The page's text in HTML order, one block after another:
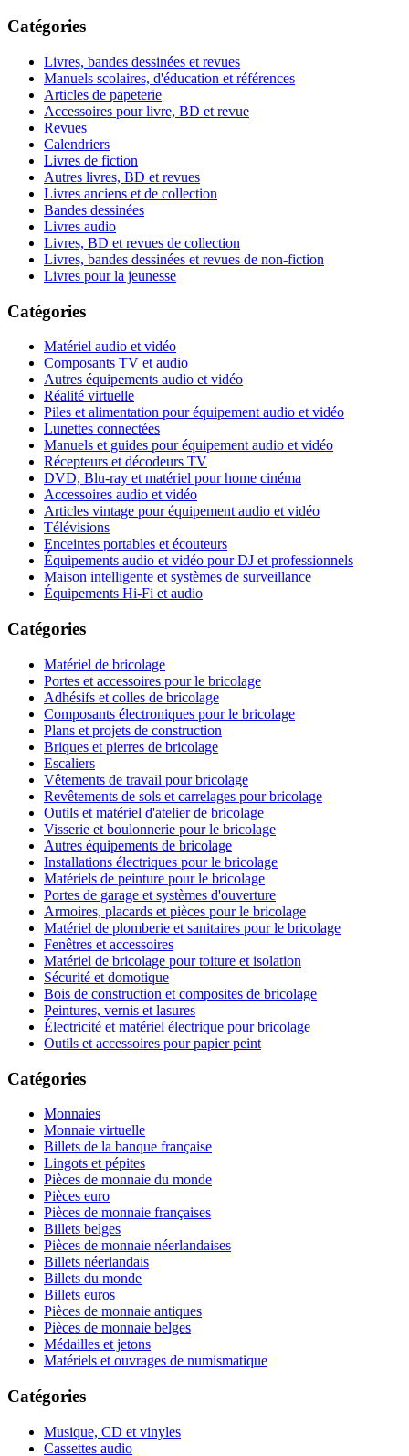
Catégories
Livres, bandes dessinées et revues
Manuels scolaires, d'éducation et références
Articles de papeterie
Accessoires pour livre, BD et revue
Revues
Calendriers
Livres de fiction
Autres livres, BD et revues
Livres anciens et de collection
Bandes dessinées
Livres audio
Livres, BD et revues de collection
Livres, bandes dessinées et revues de non-fiction
Livres pour la jeunesse
Catégories
Matériel audio et vidéo
Composants TV et audio
Autres équipements audio et vidéo
Réalité virtuelle
Piles et alimentation pour équipement audio et vidéo
Lunettes connectées
Manuels et guides pour équipement audio et vidéo
Récepteurs et décodeurs TV
DVD, Blu-ray et matériel pour home cinéma
Accessoires audio et vidéo
Articles vintage pour équipement audio et vidéo
Télévisions
Enceintes portables et écouteurs
Équipements audio et vidéo pour DJ et professionnels
Maison intelligente et systèmes de surveillance
Équipements Hi-Fi et audio
Catégories
Matériel de bricolage
Portes et accessoires pour le bricolage
Adhésifs et colles de bricolage
Composants électroniques pour le bricolage
Plans et projets de construction
Briques et pierres de bricolage
Escaliers
Vêtements de travail pour bricolage
Revêtements de sols et carrelages pour bricolage
Outils et matériel d'atelier de bricolage
Visserie et boulonnerie pour le bricolage
Autres équipements de bricolage
Installations électriques pour le bricolage
Matériels de peinture pour le bricolage
Portes de garage et systèmes d'ouverture
Armoires, placards et pièces pour le bricolage
Matériel de plomberie et sanitaires pour le bricolage
Fenêtres et accessoires
Matériel de bricolage pour toiture et isolation
Sécurité et domotique
Bois de construction et composites de bricolage
Peintures, vernis et lasures
Électricité et matériel électrique pour bricolage
Outils et accessoires pour papier peint
Catégories
Monnaies
Monnaie virtuelle
Billets de la banque française
Lingots et pépites
Pièces de monnaie du monde
Pièces euro
Pièces de monnaie françaises
Billets belges
Pièces de monnaie néerlandaises
Billets néerlandais
Billets du monde
Billets euros
Pièces de monnaie antiques
Pièces de monnaie belges
Médailles et jetons
Matériels et ouvrages de numismatique
Catégories
Musique, CD et vinyles
Cassettes audio